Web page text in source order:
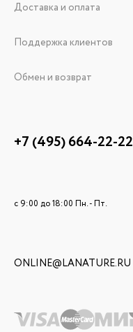
Доставка и оплата
Поддержка клиентов
Обмен и возврат
+7 (495) 664-22-22
c 9:00 до 18:00 Пн. - Пт.
ONLINE@LANATURE.RU